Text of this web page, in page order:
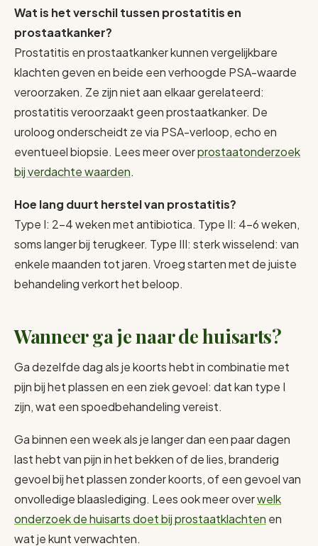
Wat is het verschil tussen prostatitis en
prostaatkanker?
Prostatitis en prostaatkanker kunnen vergelijkbare
klachten geven en beide een verhoogde PSA-waarde
veroorzaken. Ze zijn niet aan elkaar gerelateerd:
prostatitis veroorzaakt geen prostaatkanker. De
uroloog onderscheidt ze via PSA-verloop, echo en
eventueel biopsie. Lees meer overprostaatonderzoek
bij verdachte waarden.
Hoe lang duurt herstel van prostatitis?
Type I: 2–4 weken met antibiotica. Type II: 4–6 weken,
soms langer bij terugkeer. Type III: sterk wisselend: van
enkele maanden tot jaren. Vroeg starten met de juiste
behandeling verkort het beloop.
Wanneer ga je naar de huisarts?
Ga dezelfde dag als je koorts hebt in combinatie met
pijn bij het plassen en een ziek gevoel: dat kan type I
zijn, wat een spoedbehandeling vereist.
Ga binnen een week als je langer dan een paar dagen
last hebt van pijn in het bekken of de lies, branderig
gevoel bij het plassen zonder koorts, of een gevoel van
onvolledige blaaslediging. Lees ook meer overwelk
onderzoek de huisarts doet bij prostaatklachten en
wat je kunt verwachten.